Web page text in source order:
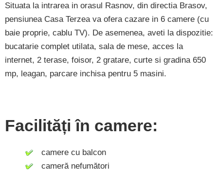
Situata la intrarea in orasul Rasnov, din directia Brasov,
pensiunea Casa Terzea va ofera cazare in 6 camere (cu
baie proprie, cablu TV). De asemenea, aveti la dispozitie:
bucatarie complet utilata, sala de mese, acces la
internet, 2 terase, foisor, 2 gratare, curte si gradina 650
mp, leagan, parcare inchisa pentru 5 masini.
Facilități în camere:
camere cu balcon
cameră nefumători